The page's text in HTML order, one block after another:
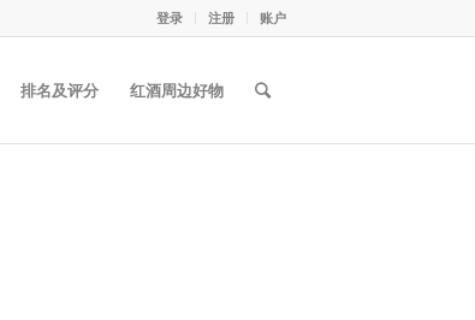
登录 注册 账户
排名及评分 红酒周边好物